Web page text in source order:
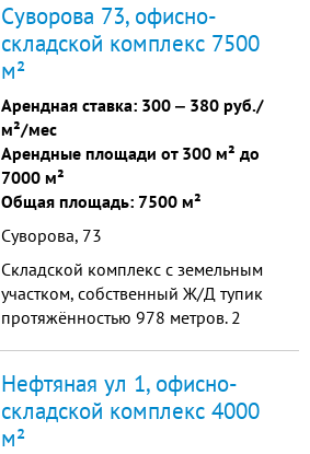
удобства арендаторов: проводной
интернет, видеонаблюдение. База
находится под круглосуточной
охраной.
Суворова 73, офисно-
складской комплекс 7500
м²
Арендная ставка: 300 ‒ 380 руб./
м²/мес
Арендные площади от 300 м² до
7000 м²
Общая площадь: 7500 м²
Суворова, 73
Складской комплекс с земельным
участком, собственный Ж/Д тупик
протяжённостью 978 метров. 2
коммуникации новые.
Нефтяная ул 1, офисно-
складской комплекс 4000
м²